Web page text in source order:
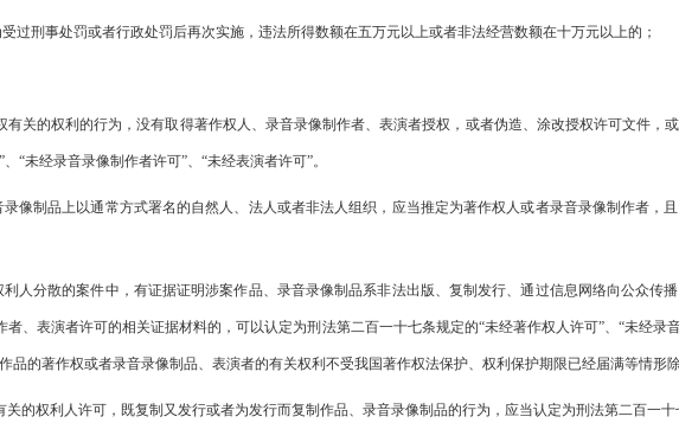
过刑事处罚或者行政处罚后再次实施，违法所得数额在五万元以上或者非法经营数额在十万元以上的；
有关的权利的行为，没有取得著作权人、录音录像制作者、表演者授权，或者伪造、涂改授权许可文件，
“未经录音录像制作者许可”、“未经表演者许可”。
像制品上以通常方式署名的自然人、法人或者非法人组织，应当推定为著作权人或者录音录像制作者，
人分散的案件中，有证据证明涉案作品、录音录像制品系非法出版、复制发行、通过信息网络向公众传
、表演者许可的相关证据材料的，可以认定为刑法第二百一十七条规定的“未经著作权人许可”、“未经录
品的著作权或者录音录像制品、表演者的有关权利不受我国著作权法保护、权利保护期限已经届满等情形除
的权利人许可，既复制又发行或者为发行而复制作品、录音录像制品的行为，应当认定为刑法第二百一十